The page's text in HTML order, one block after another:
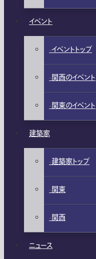
イベント
イベントトップ
関西のイベント
関東のイベント
建築家
建築家トップ
関東
関西
ニュース